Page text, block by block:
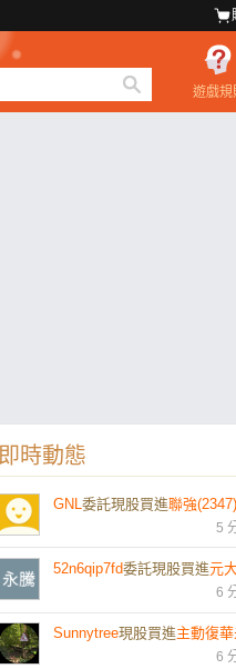
遊戲規
即時動態
GNL 委託現股買進聯強(2347)
5
52n6qip7fd委託現股買進元大富櫃
6
Sunnytree現股買進主動復華未來
6